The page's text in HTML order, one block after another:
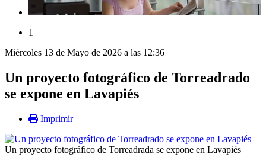
1
Miércoles 13 de Mayo de 2026 a las 12:36
Un proyecto fotográfico de Torreadrado
se expone en Lavapiés
Imprimir
Un proyecto fotográfico de Torreadrada se expone en Lavapiés